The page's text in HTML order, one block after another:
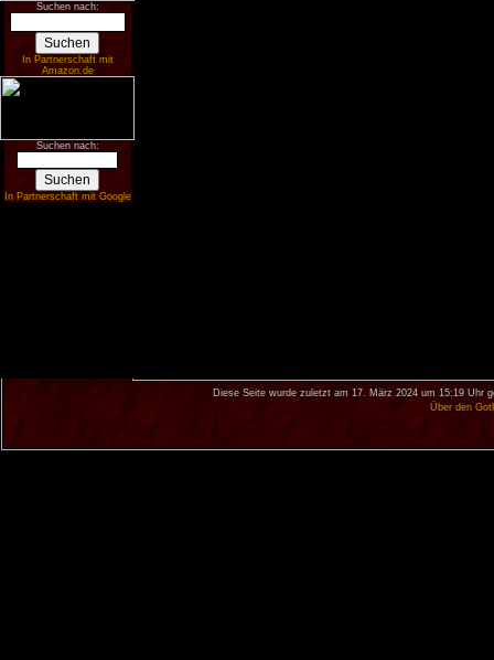
Suchen nach:
In Partnerschaft mit
Amazon.de
Suchen nach:
In Partnerschaft mit Google
Diese Seite wurde zuletzt am 17. März 2024 um 15:19 Uhr
Über den